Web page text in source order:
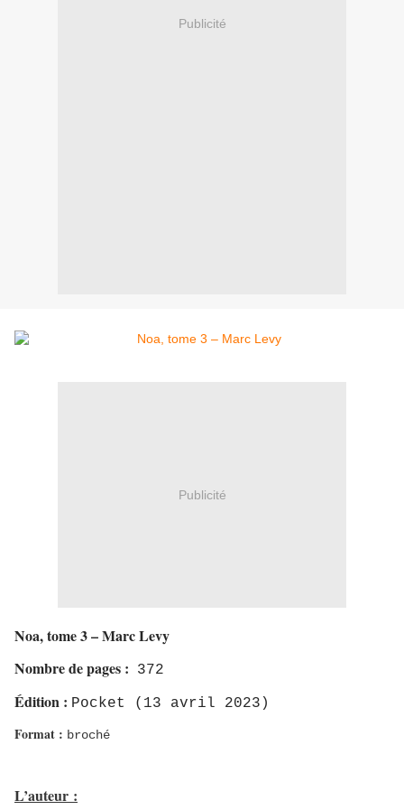
Publicité
Publicité
Noa, tome 3 – Marc Levy
Nombre de pages :
372
Édition : Pocket (13 avril 2023)
Format : broché
L’auteur :